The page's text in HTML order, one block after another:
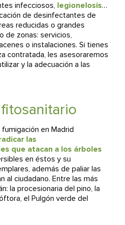
infecciosos, legionelosis…
de desinfectantes de
reducidas o grandes
de zonas: servicios,
o instalaciones. Si tienes
contratada, les asesoraremos
y la adecuación a las
en Madrid
las
que atacan a los árboles
en éstos y su
además de paliar las
al ciudadano. Entre las más
la procesionaria del pino, la
el Pulgón verde del